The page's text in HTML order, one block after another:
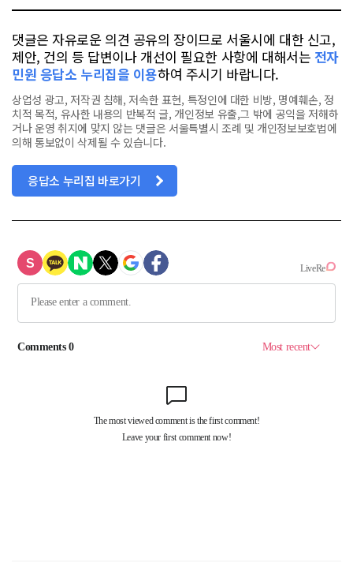
댓글은 자유로운 의견 공유의 장이므로 서울시에 대한 신고,
제안, 건의 등 답변이나 개선이 필요한 사항에 대해서는 전자
민원 응답소 누리집을 이용하여 주시기 바랍니다.
상업성 광고, 저작권 침해, 저속한 표현, 특정인에 대한 비방, 명예훼손, 정
치적 목적, 유사한 내용의 반복적 글, 개인정보 유출,그 밖에 공익을 저해하
거나 운영 취지에 맞지 않는 댓글은 서울특별시 조례 및 개인정보보호법에
의해 통보없이 삭제될 수 있습니다.
응답소 누리집 바로가기